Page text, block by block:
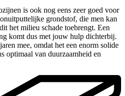
is ook nog eens zeer goed voor
grondstof, die men kan
het milieu schade toebrengt. Een
komt dus met jouw hulp dichterbij.
mee, omdat het een enorm solide
optimaal van duurzaamheid en